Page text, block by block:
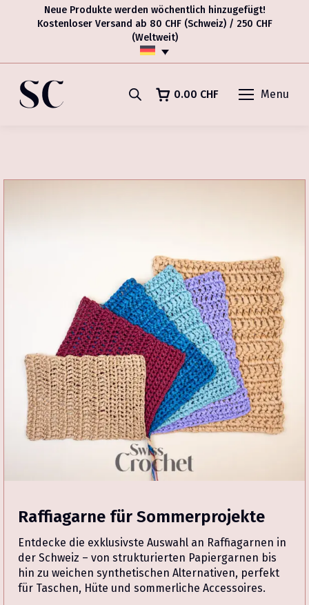
Neue Produkte werden wöchentlich hinzugefügt!
Kostenloser Versand ab 80 CHF (Schweiz) / 250 CHF
(Weltweit)
Menu
0.00 CHF
Raffiagarne für Sommerprojekte
Entdecke die exklusivste Auswahl an Raffiagarnen in
der Schweiz – von strukturierten Papiergarnen bis
hin zu weichen synthetischen Alternativen, perfekt
für Taschen, Hüte und sommerliche Accessoires.